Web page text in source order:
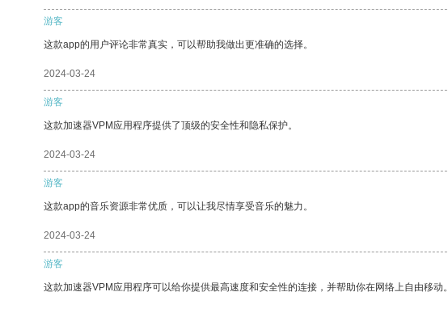
游客
这款app的用户评论非常真实，可以帮助我做出更准确的选择。
2024-03-24
游客
这款加速器VPM应用程序提供了顶级的安全性和隐私保护。
2024-03-24
游客
这款app的音乐资源非常优质，可以让我尽情享受音乐的魅力。
2024-03-24
游客
这款加速器VPM应用程序可以给你提供最高速度和安全性的连接，并帮助你在网络上自由移动。